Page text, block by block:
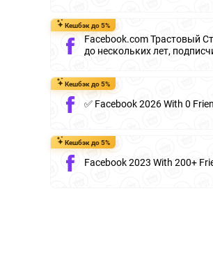
Кешбэк до 5%
Facebook.com Трастовый
до нескольких лет,
Кешбэк до 5%
✅ Facebook 2026 With 0
Кешбэк до 5%
Facebook 2023 With 200+